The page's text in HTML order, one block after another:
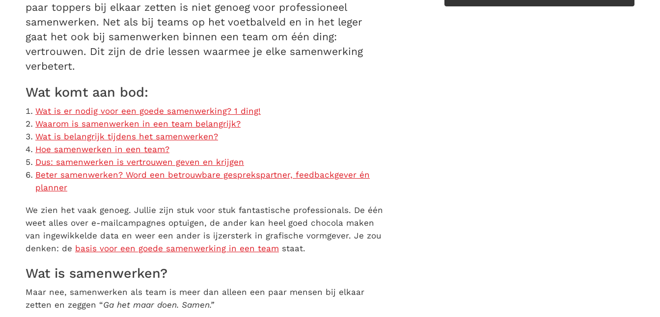
paar toppers bij elkaar zetten is niet genoeg voor professioneel
samenwerken. Net als bij teams op het voetbalveld en in het leger
gaat het ook bij samenwerken binnen een team om één ding:
vertrouwen. Dit zijn de drie lessen waarmee je elke samenwerking
verbetert.
Wat komt aan bod:
Wat is er nodig voor een goede samenwerking? 1 ding!
Waarom is samenwerken in een team belangrijk?
Wat is belangrijk tijdens het samenwerken?
Hoe samenwerken in een team?
Dus: samenwerken is vertrouwen geven en krijgen
Beter samenwerken? Word een betrouwbare gesprekspartner, feedbackgever én
planner
We zien het vaak genoeg. Jullie zijn stuk voor stuk fantastische professionals. De één
weet alles over e-mailcampagnes optuigen, de ander kan heel goed chocola maken
van ingewikkelde data en weer een ander is ijzersterk in grafische vormgever. Je zou
denken: de basis voor een goede samenwerking in een team staat.
Wat is samenwerken?
Maar nee, samenwerken als team is meer dan alleen een paar mensen bij elkaar
zetten en zeggen “Ga het maar doen. Samen.”